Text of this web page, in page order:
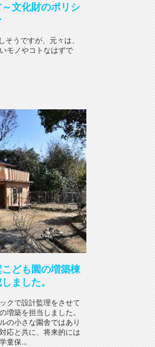
文化財のポリシ
そうですが、元々は、
モノやコトなはずで
ども園の増築棟
ました。
クで設計監理をさせて
増築を担当しました。
の小さな園舎ではあり
応と共に、将来的には
童保...